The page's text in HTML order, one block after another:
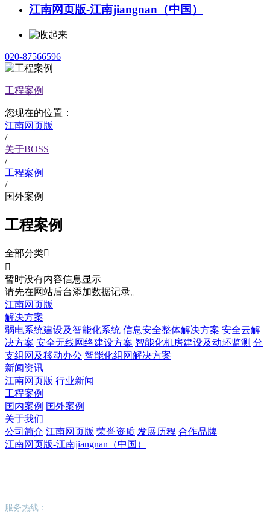
江南网页版-江南jiangnan（中国）
020-87566596
工程案例
您现在的位置：
江南网页版
/
关于BOSS
/
工程案例
/
国外案例
工程案例
全部分类

暂时没有内容信息显示
请先在网站后台添加数据记录。
江南网页版
解决方案
弱电系统建设及智能化系统 信息安全整体解决方案 安全云解
决方案 安全无线网络建设方案 智能化机房建设及动环监测 分
支组网及移动办公 智能化组网解决方案
新闻资讯
江南网页版 行业新闻
工程案例
国内案例 国外案例
关于我们
公司简介 江南网页版 荣誉资质 发展历程 合作品牌
江南网页版-江南jiangnan（中国）
服务热线：